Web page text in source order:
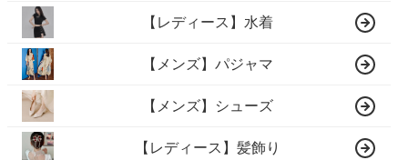
【レディース】水着
【メンズ】パジャマ
【メンズ】シューズ
【レディース】髪飾り